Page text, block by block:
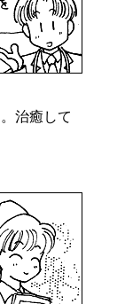
治癒して